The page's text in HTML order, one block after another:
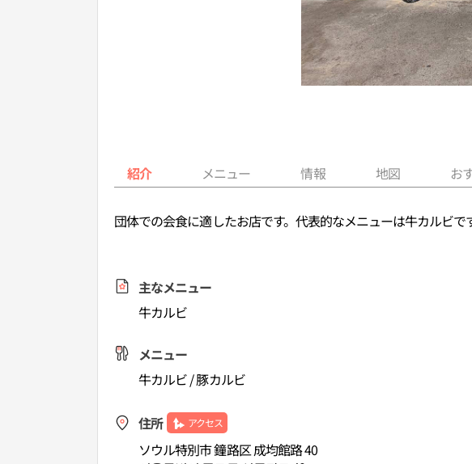
紹介 メニュー 情報 地図 お
団体での会食に適したお店です。代表的なメニューは牛カルビ
主なメニュー
牛カルビ
メニュー
牛カルビ / 豚カルビ
住所 アクセス
ソウル特別市 鐘路区 成均館路 40